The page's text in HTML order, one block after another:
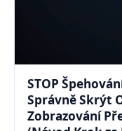
STOP
Správně Skrýt
Zobrazování